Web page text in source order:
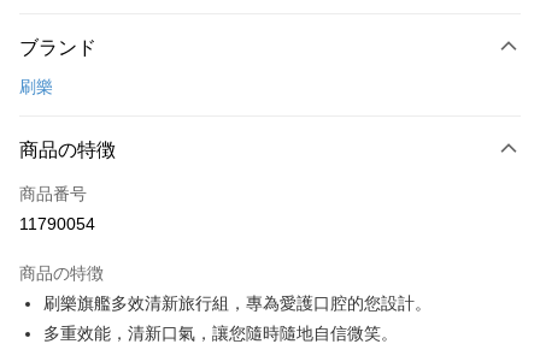
クレジットカード1回払い
LINE Pay
Apple Pay
Easy Wallet
Google Pay
ブランド
刷樂
商品の特徴
商品番号
11790054
商品の特徴
刷樂旗艦多效清新旅行組，專為愛護口腔的您設計。
多重效能，清新口氣，讓您隨時隨地自信微笑。